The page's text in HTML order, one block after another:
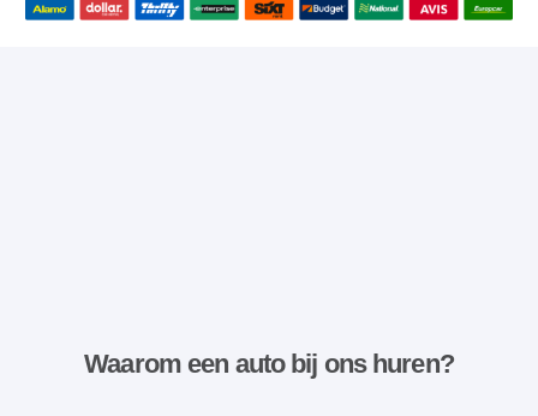
Waarom een ​​auto bij ons huren?